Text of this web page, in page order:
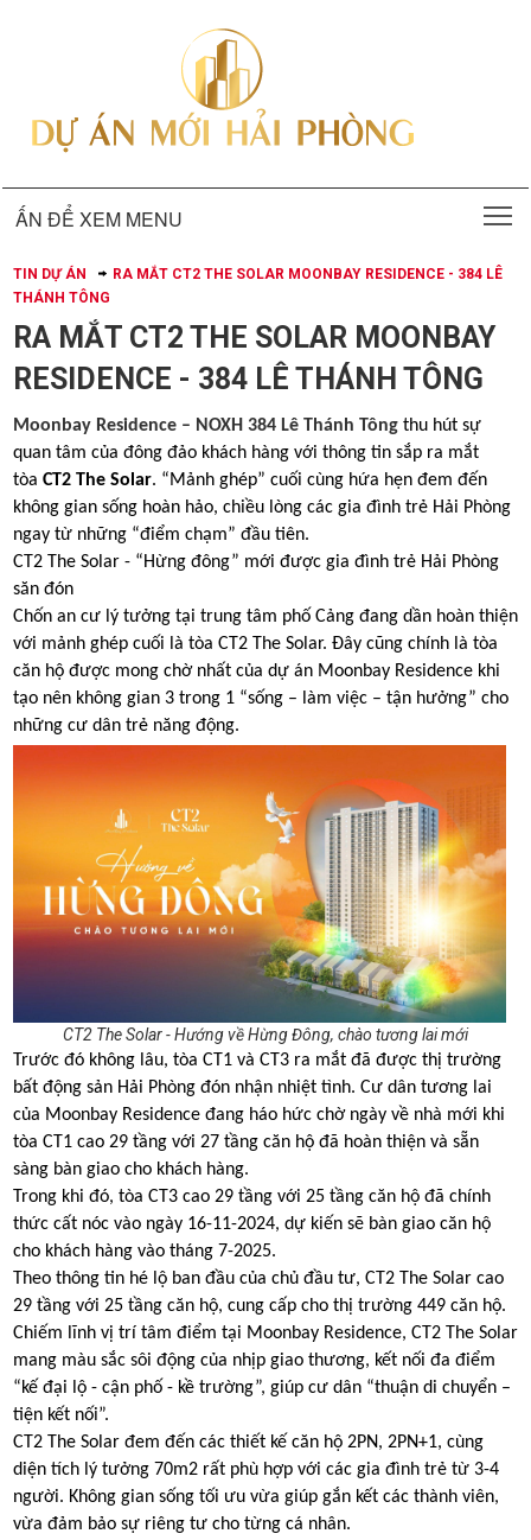
ẤN ĐỂ XEM MENU
TIN DỰ ÁN
RA MẮT CT2 THE SOLAR MOONBAY RESIDENCE - 384 LÊ
THÁNH TÔNG
RA MẮT CT2 THE SOLAR MOONBAY
RESIDENCE - 384 LÊ THÁNH TÔNG
Moonbay Residence– NOXH 384 Lê Thánh Tôngthu hút sự
quan tâm của đông đảo khách hàng với thông tin sắp ra mắt
tòa CT2 The Solar. “Mảnh ghép” cuối cùng hứa hẹn đem đến
không gian sống hoàn hảo, chiều lòng các gia đình trẻ Hải Phòng
ngay từ những “điểm chạm” đầu tiên.
CT2 The Solar - “Hừng đông” mới được gia đình trẻ Hải Phòng
săn đón
Chốn an cư lý tưởng tại trung tâm phố Cảng đang dần hoàn thiện
với mảnh ghép cuối là tòa CT2 The Solar. Đây cũng chính là tòa
căn hộ được mong chờ nhất của dự án Moonbay Residence khi
tạo nên không gian 3 trong 1 “sống – làm việc – tận hưởng” cho
những cư dân trẻ năng động.
CT2 The Solar - Hướng về Hừng Đông, chào tương lai mới
Trước đó không lâu, tòa CT1 và CT3 ra mắt đã được thị trường
bất động sản Hải Phòng đón nhận nhiệt tình. Cư dân tương lai
của Moonbay Residence đang háo hức chờ ngày về nhà mới khi
tòa CT1 cao 29 tầng với 27 tầng căn hộ đã hoàn thiện và sẵn
sàng bàn giao cho khách hàng.
Trong khi đó, tòa CT3 cao 29 tầng với 25 tầng căn hộ đã chính
thức cất nóc vào ngày 16-11-2024, dự kiến sẽ bàn giao căn hộ
cho khách hàng vào tháng 7-2025.
Theo thông tin hé lộ ban đầu của chủ đầu tư, CT2 The Solar cao
29 tầng với 25 tầng căn hộ, cung cấp cho thị trường 449 căn hộ.
Chiếm lĩnh vị trí tâm điểm tại Moonbay Residence, CT2 The Solar
mang màu sắc sôi động của nhịp giao thương, kết nối đa điểm
“kế đại lộ - cận phố - kề trường”, giúp cư dân “thuận di chuyển –
tiện kết nối”.
CT2 The Solar đem đến các thiết kế căn hộ 2PN, 2PN+1, cùng
diện tích lý tưởng 70m2 rất phù hợp với các gia đình trẻ từ 3-4
người. Không gian sống tối ưu vừa giúp gắn kết các thành viên,
vừa đảm bảo sự riêng tư cho từng cá nhân.